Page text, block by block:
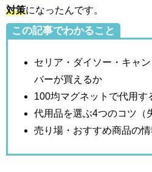
対策になったんです。
この記事でわかること
セリア・ダイソー・キャ
バーが買えるか
100均マグネットで代用す
代用品を選ぶ4つのコツ（
売り場・おすすめ商品の情